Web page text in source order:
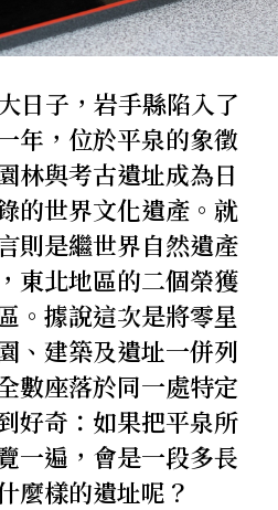
網站政策
日子，岩手縣陷入了
年，位於平泉的象徵
林與考古遺址成為日
的世界文化遺產。就
則是繼世界自然遺產
北地區的二個榮獲
。據說這次是將零星
、建築及遺址一併列
數座落於同一處特定
好奇：如果把平泉所
一遍，會是一段多長
麼樣的遺址呢？